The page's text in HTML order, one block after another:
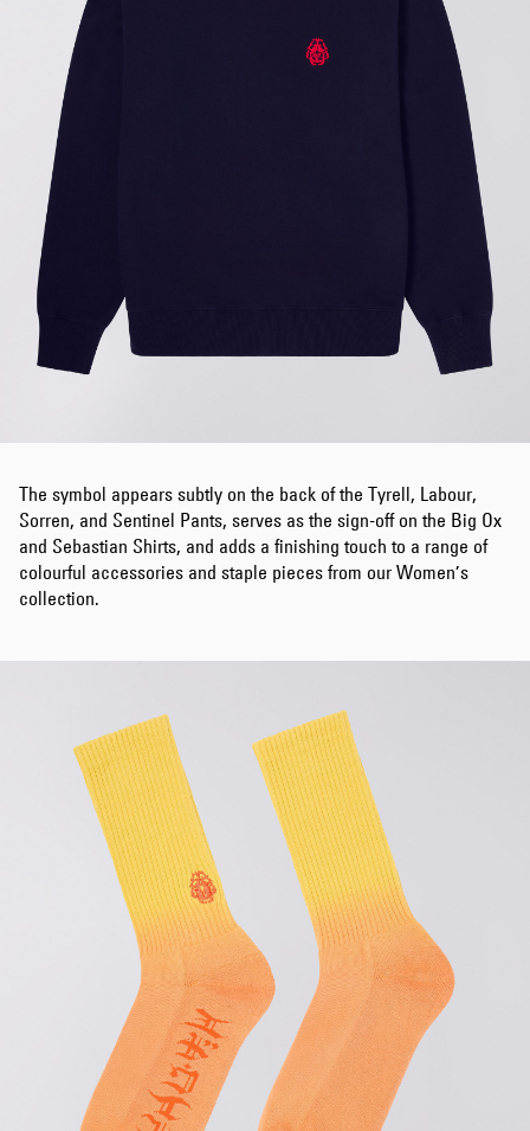
The symbol appears subtly on the back of the Tyrell, Labour,
Sorren, and Sentinel Pants, serves as the sign-off on the Big Ox
and Sebastian Shirts, and adds a finishing touch to a range of
colourful accessories and staple pieces from our Women’s
collection.